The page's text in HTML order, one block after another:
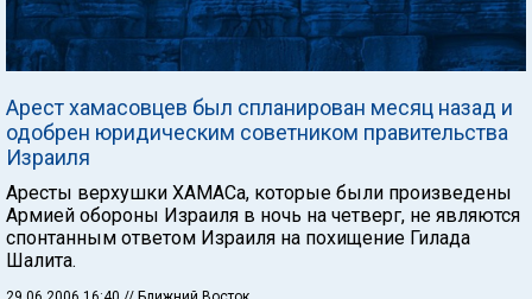
Арест хамасовцев был спланирован месяц назад и
одобрен юридическим советником правительства
Израиля
Аресты верхушки ХАМАСа, которые были произведены
Армией обороны Израиля в ночь на четверг, не являются
спонтанным ответом Израиля на похищение Гилада
Шалита.